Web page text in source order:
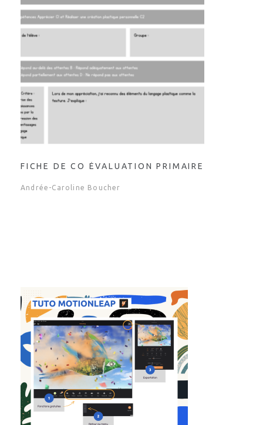
FICHE DE CO ÉVALUATION PRIMAIRE
Andrée-Caroline Boucher